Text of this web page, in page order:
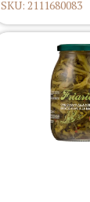
SKU: 2111680083